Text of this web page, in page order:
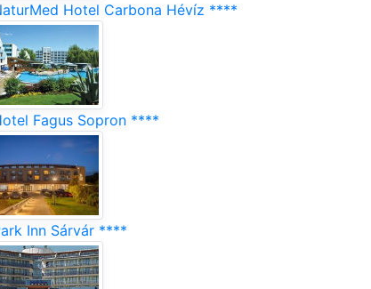
Hotel Carbona Hévíz ****
Fagus Sopron ****
Inn Sárvár ****